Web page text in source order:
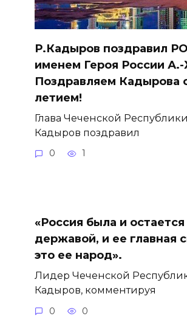
Р.Кадыров поздравил
именем Героя России А.-
Поздравляем Кадырова
летием!
Глава Чеченской
Кадыров поздравил
0 1
«Россия была и
державой, и ее главная
это ее народ».
Лидер Чеченской
Кадыров, комментируя
0 0